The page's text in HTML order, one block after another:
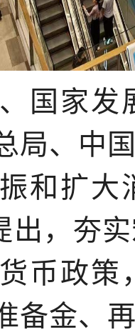
国家
局、中
和扩
出，夯
币政
备金、